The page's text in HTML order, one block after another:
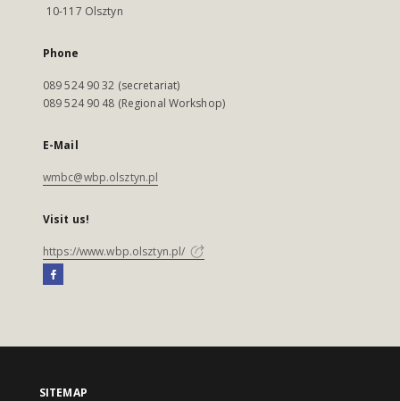
10-117 Olsztyn
Phone
089 524 90 32 (secretariat)
089 524 90 48 (Regional Workshop)
E-Mail
wmbc@wbp.olsztyn.pl
Visit us!
https://www.wbp.olsztyn.pl/
SITEMAP